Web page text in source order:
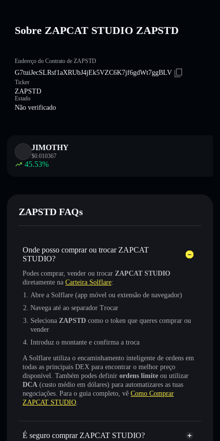
Sobre ZAPCAT STUDIO ZAPSTD
Endereço do Contrato de ZAPSTD
G7tuiJecSLRsf1aXRUbJ4jEk5VZC6K7jf6gdWt7ggBLV
Ticker
ZAPSTD
Estado
Não verificado
JIMOTHY
$0.010367
45.53%
ZAPSTD FAQs
Onde posso comprar ou trocar ZAPCAT
STUDIO?
Podes comprar, vender ou trocar ZAPCAT STUDIO
diretamente na Carteira Solflare:
Abre a Solflare (app móvel ou extensão de navegador)
Navega até ao separador Trocar
Seleciona ZAPSTD como o token que queres comprar ou
vender
Introduz o montante e confirma a troca
A Solflare utiliza o encaminhamento inteligente de ordens em
todas as principais DEX para encontrar o melhor preço
disponível. Também podes definir ordens limite ou utilizar
DCA (custo médio em dólares) para automatizares as tuas
negociações. Para o guia completo, vê Como Comprar
ZAPCAT STUDIO.
É seguro comprar ZAPCAT STUDIO?